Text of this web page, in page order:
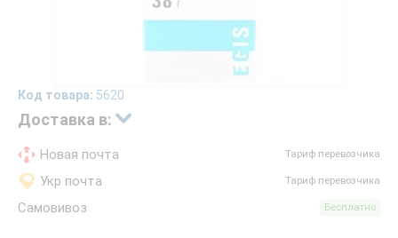
Код товара: 5620
Доставка в:
Новая почта Тариф перевозчика
Укр почта Тариф перевозчика
Самовивоз Бесплатно